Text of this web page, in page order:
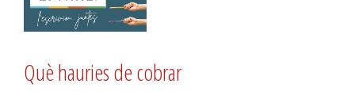
Què hauries de cobrar